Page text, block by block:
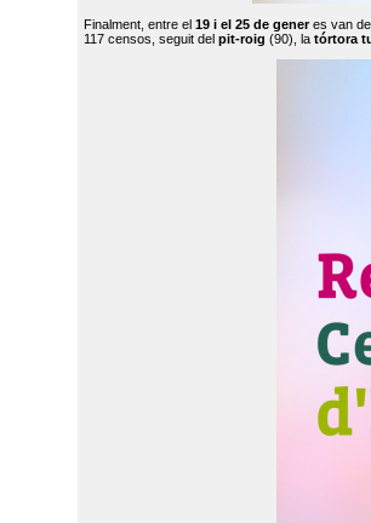
Finalment, entre el 19 i el 25 de generes van
117 censos, seguit del pit-roig (90), la tórtora